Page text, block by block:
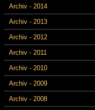
Archiv - 2014
Archiv - 2013
Archiv - 2012
Archiv - 2011
Archiv - 2010
Archiv - 2009
Archiv - 2008